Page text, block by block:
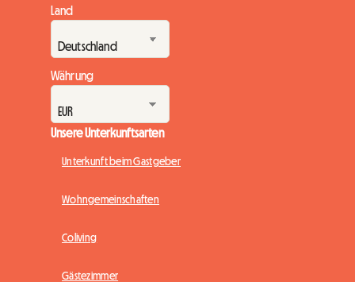
Land
Währung
Unsere Unterkunftsarten
Unterkunft beim Gastgeber
Wohngemeinschaften
Coliving
Gästezimmer